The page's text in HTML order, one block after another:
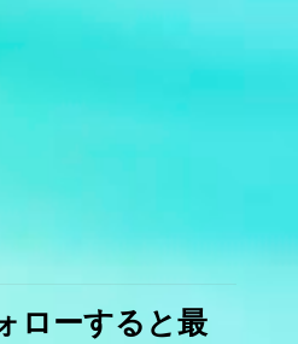
ローすると最